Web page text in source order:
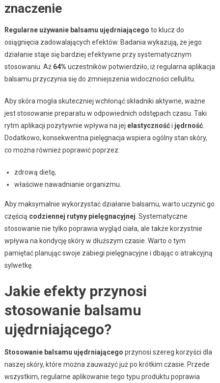
znaczenie
Regularne używanie balsamu ujędrniającego to klucz do
osiągnięcia zadowalających efektów. Badania wykazują, że jego
działanie staje się bardziej efektywne przy systematycznym
stosowaniu. Aż 64% uczestników potwierdziło, iż regularna aplikacja
balsamu przyczynia się do zmniejszenia widoczności cellulitu.
Aby skóra mogła skuteczniej wchłonąć składniki aktywne, ważne
jest stosowanie preparatu w odpowiednich odstępach czasu. Taki
rytm aplikacji pozytywnie wpływa na jej elastycznośći jędrność.
Dodatkowo, konsekwentna pielęgnacja wspiera ogólny stan skóry,
co można również poprawić poprzez:
zdrową dietę,
właściwe nawadnianie organizmu.
Aby maksymalnie wykorzystać działanie balsamu, warto uczynić go
częścią codziennej rutyny pielęgnacyjnej . Systematyczne
stosowanie nie tylko poprawia wygląd ciała, ale także korzystnie
wpływa na kondycję skóry w dłuższym czasie. Warto o tym
pamiętać planując swoje zabiegi pielęgnacyjne i dbając o atrakcyjną
sylwetkę.
Jakie efekty przynosi
stosowanie balsamu
ujędrniającego?
Stosowanie balsamu ujędrniającego przynosi szereg korzyści dla
naszej skóry, które można zauważyć już po krótkim czasie. Przede
wszystkim, regularne aplikowanie tego typu produktu poprawia